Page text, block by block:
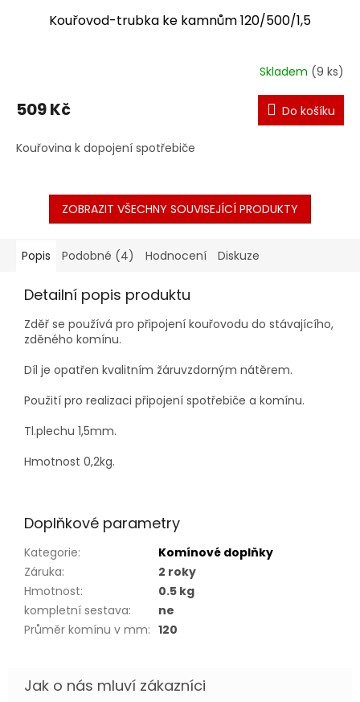
Kouřovod-trubka ke kamnům 120/500/1,5
Skladem (9 ks)
509 Kč Do košíku
Kouřovina k dopojení spotřebiče
ZOBRAZIT VŠECHNY SOUVISEJÍCÍ PRODUKTY
Popis Podobné (4) Hodnocení Diskuze
Detailní popis produktu
Zděř se používá pro připojení kouřovodu do stávajícího,
zděného komínu.
Díl je opatřen kvalitním žáruvzdorným nátěrem.
Použití pro realizaci připojení spotřebiče a komínu.
Tl.plechu 1,5mm.
Hmotnost 0,2kg.
Doplňkové parametry
Kategorie:
Komínové doplňky
Záruka:
2 roky
Hmotnost:
0.5 kg
kompletní sestava:
ne
Průměr komínu v mm: 120